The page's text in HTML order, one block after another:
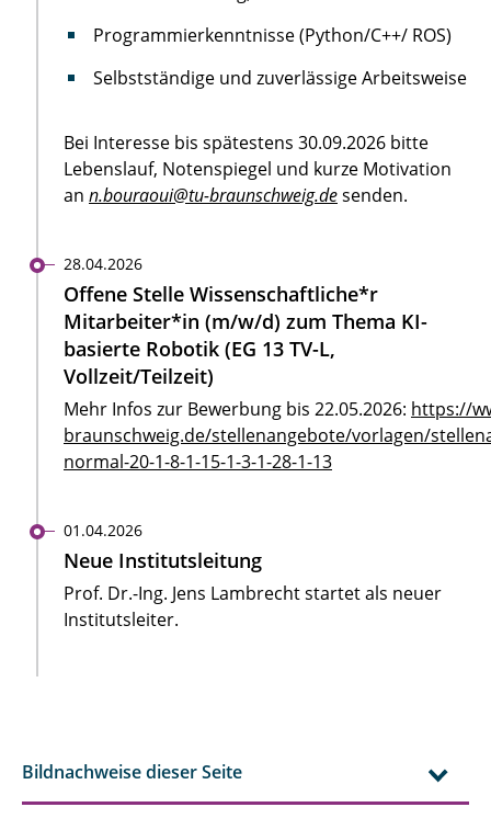
Programmierkenntnisse (Python/C++/ ROS)
Selbstständige und zuverlässige Arbeitsweise
Bei Interesse bis spätestens 30.09.2026 bitte
Lebenslauf, Notenspiegel und kurze Motivation
an n.bouraoui@tu-braunschweig.desenden.
28.04.2026
Offene Stelle Wissenschaftliche*r
Mitarbeiter*in (m/w/d) zum Thema KI-
basierte Robotik (EG 13 TV-L,
Vollzeit/Teilzeit)
Mehr Infos zur Bewerbung bis 22.05.2026: https://
braunschweig.de/stellenangebote/vorlagen/
normal-20-1-8-1-15-1-3-1-28-1-13
01.04.2026
Neue Institutsleitung
Prof. Dr.-Ing. Jens Lambrecht startet als neuer
Institutsleiter.
Bildnachweise dieser Seite